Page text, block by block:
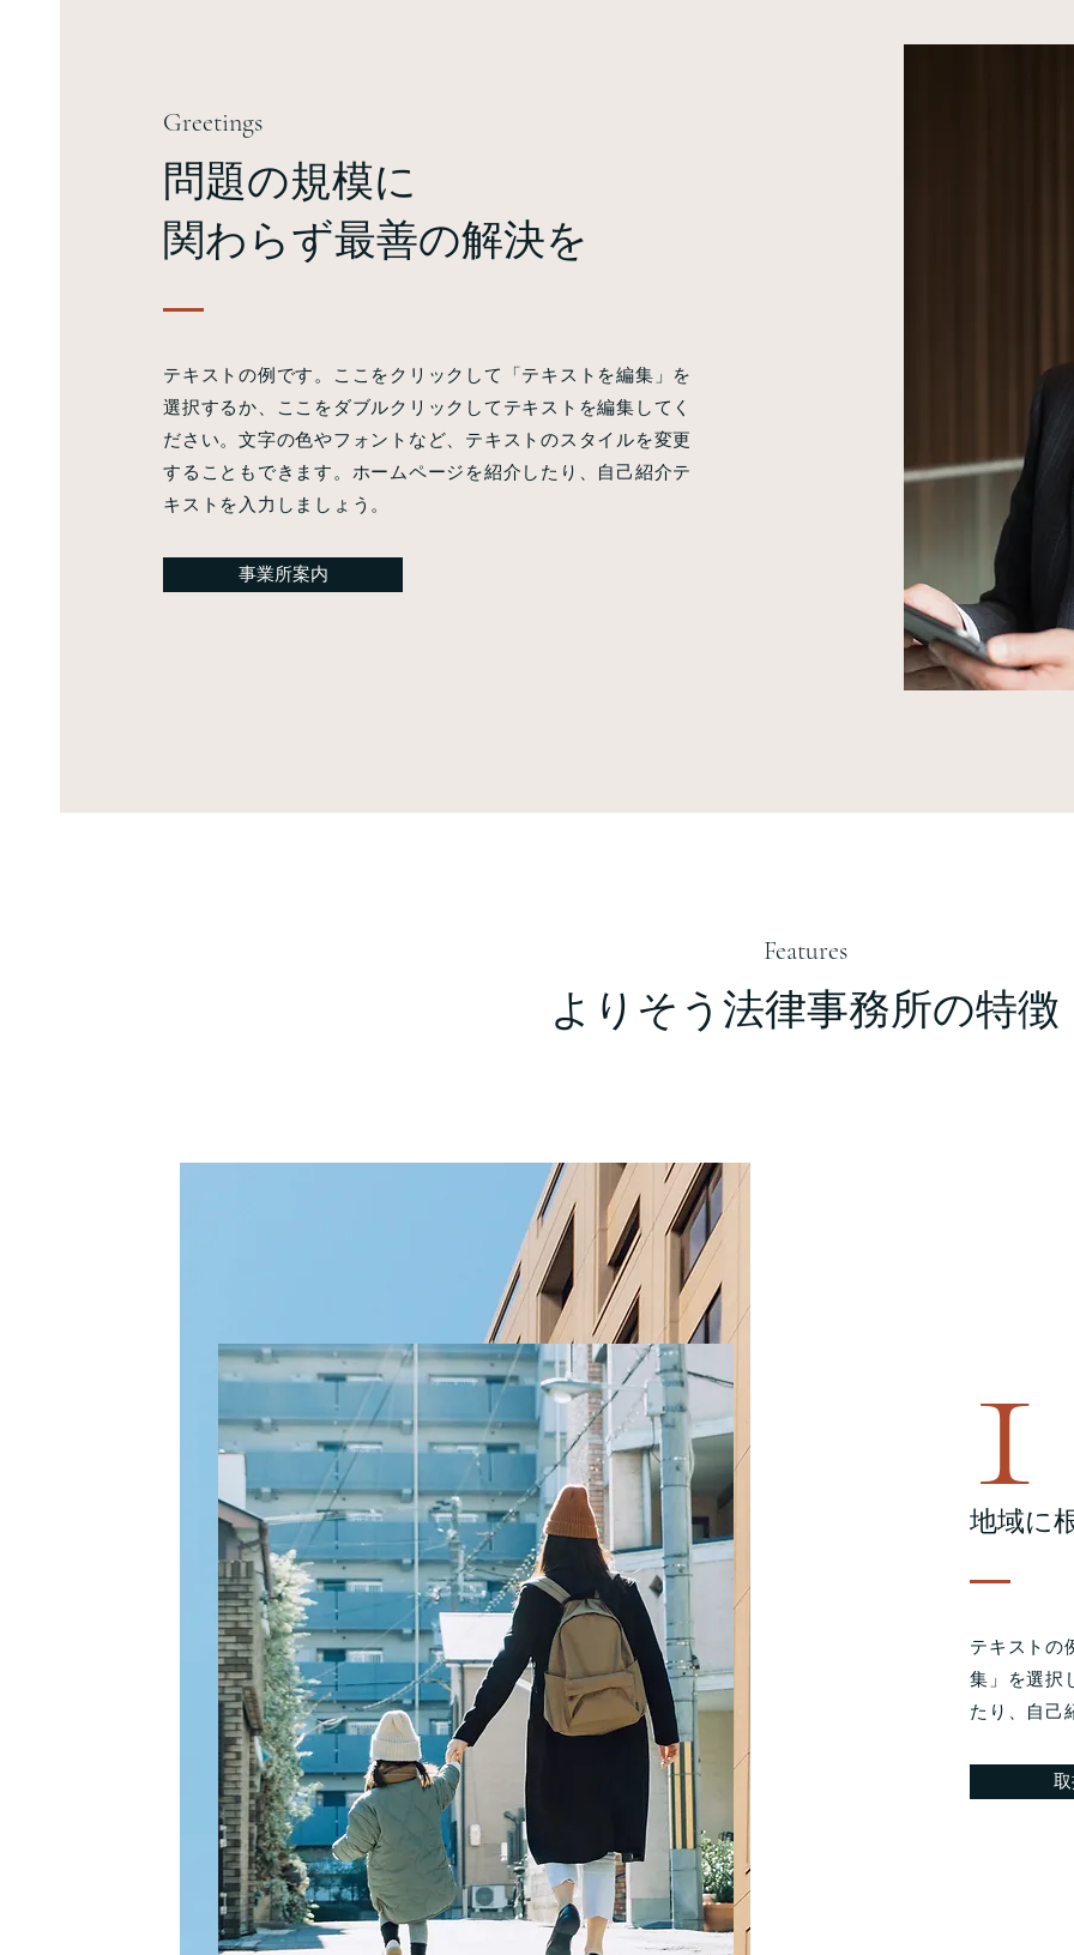
Greetings
問題の規模に
関わらず最善の解決を
テキストの例です。ここをクリックして「テキストを編集」を
選択するか、ここをダブルクリックしてテキストを編集してく
ださい。文字の色やフォントなど、テキストのスタイルを変更
することもできます。ホームページを紹介したり、自己紹介テ
キストを入力しましょう。
事業所案内
Features
よりそう法律事務所の特徴
1
地域に
テキストの
集」を選択
たり、自己